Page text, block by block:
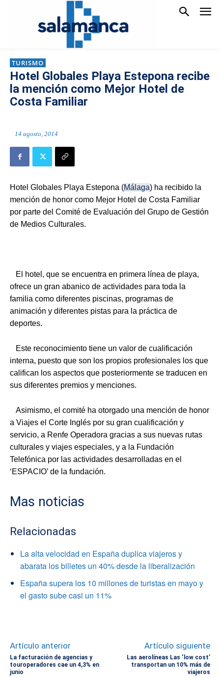
TURISMO
Hotel Globales Playa Estepona recibe
la mención como Mejor Hotel de
Costa Familiar
14 agosto, 2014
Hotel Globales Playa Estepona (Málaga) ha recibido la
mención de honor como Mejor Hotel de Costa Familiar
por parte del Comité de Evaluación del Grupo de Gestión
de Medios Culturales.
El hotel, que se encuentra en primera línea de playa,
ofrece un gran abanico de actividades para toda la
familia como diferentes piscinas, programas de
animación y diferentes pistas para la práctica de
deportes.
Este reconocimiento tiene un valor de cualificación
interna, puesto que son los propios profesionales los que
califican los aspectos que posteriormente se traducen en
sus diferentes premios y menciones.
Asimismo, el comité ha otorgado una mención de honor
a Viajes el Corte Inglés por su gran cualificación y
servicio, a Renfe Operadora gracias a sus nuevas rutas
culturales y viajes especiales, y a la Fundación
Telefónica por las actividades desarrolladas en el
‘ESPACIO’ de la fundación.
Mas noticias
Relacionadas
La alta velocidad en España duplica viajeros y
abarata los billetes un 40% desde la liberalización
España supera los 10 millones de turistas en mayo y
el gasto sube casi un 11%
Artículo anterior
La facturación de agencias y
touroperadores cae un 4,3% en
junio
Artículo siguiente
Las aerolíneas Las ‘low cost’
transportan un 10% más de
viajeros